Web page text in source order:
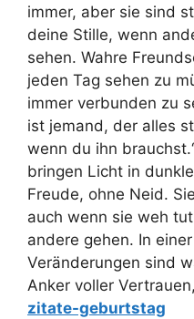
immer, aber sie sind
deine Stille, wenn
sehen. Wahre
jeden Tag sehen zu
immer verbunden zu
ist jemand, der alles
wenn du ihn
bringen Licht in
Freude, ohne Neid.
auch wenn sie weh
andere gehen. In
Veränderungen sind
Anker voller
zitate-geburtstag